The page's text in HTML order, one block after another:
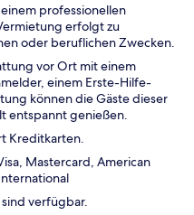
professionellen
erfolgt zu
oder beruflichen Zwecken.
vor Ort mit einem
einem Erste-Hilfe-
können die Gäste dieser
entspannt genießen.
Kreditkarten.
Mastercard, American
verfügbar.